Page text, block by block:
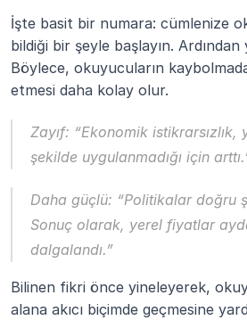
İşte basit bir numara: cümlenize
bildiği bir şeyle başlayın.
Böylece, okuyucuların
etmesi daha kolay olur.
Zayıf: “Ekonomik
şekilde uygulanmadığı için
Daha güçlü: “Politikalar doğru
Sonuç olarak, yerel fiyatlar
dalgalandı.”
Bilinen fikri önce yineleyerek,
alana akıcı biçimde geçmesine